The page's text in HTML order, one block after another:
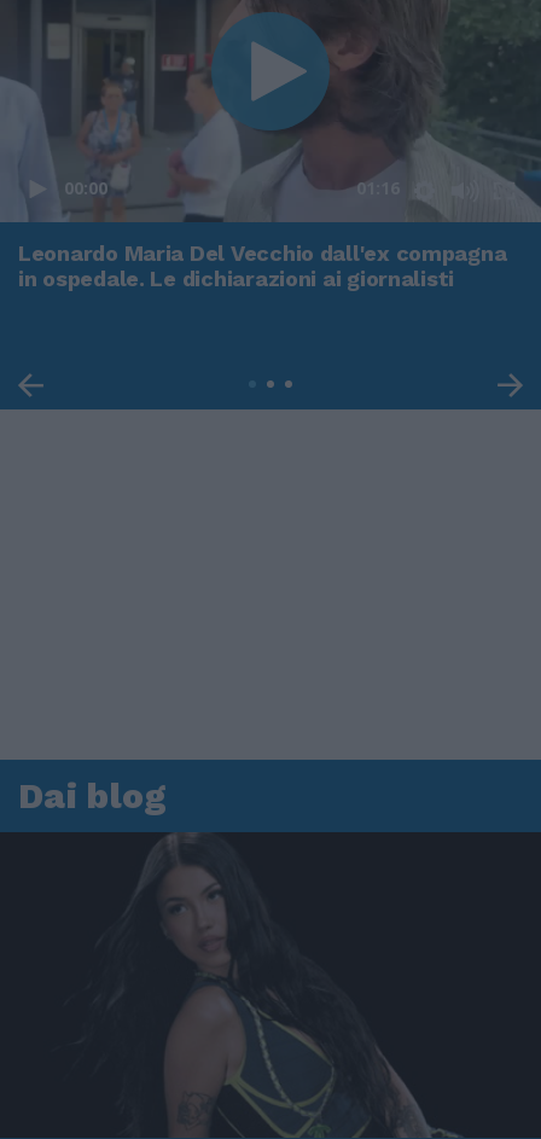
00:00 01:16
Leonardo Maria Del Vecchio dall'ex compagna
in ospedale. Le dichiarazioni ai giornalisti
Dai blog